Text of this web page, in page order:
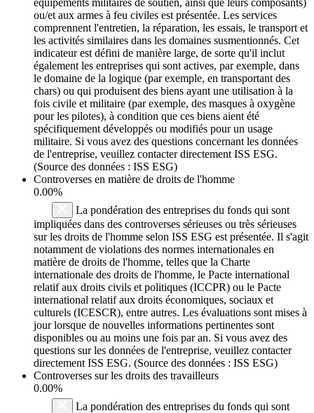
ou/et aux armes à feu civiles est présentée. Les services
comprennent l'entretien, la réparation, les essais, le transport et
les activités similaires dans les domaines susmentionnés. Cet
indicateur est défini de manière large, de sorte qu'il inclut
également les entreprises qui sont actives, par exemple, dans
le domaine de la logique (par exemple, en transportant des
chars) ou qui produisent des biens ayant une utilisation à la
fois civile et militaire (par exemple, des masques à oxygène
pour les pilotes), à condition que ces biens aient été
spécifiquement développés ou modifiés pour un usage
militaire. Si vous avez des questions concernant les données
de l'entreprise, veuillez contacter directement ISS ESG.
(Source des données : ISS ESG)
Controverses en matière de droits de l'homme
0.00%
La pondération des entreprises du fonds qui sont
impliquées dans des controverses sérieuses ou très sérieuses
sur les droits de l'homme selon ISS ESG est présentée. Il s'agit
notamment de violations des normes internationales en
matière de droits de l'homme, telles que la Charte
internationale des droits de l'homme, le Pacte international
relatif aux droits civils et politiques (ICCPR) ou le Pacte
international relatif aux droits économiques, sociaux et
culturels (ICESCR), entre autres. Les évaluations sont mises à
jour lorsque de nouvelles informations pertinentes sont
disponibles ou au moins une fois par an. Si vous avez des
questions sur les données de l'entreprise, veuillez contacter
directement ISS ESG. (Source des données : ISS ESG)
Controverses sur les droits des travailleurs
0.00%
La pondération des entreprises du fonds qui sont